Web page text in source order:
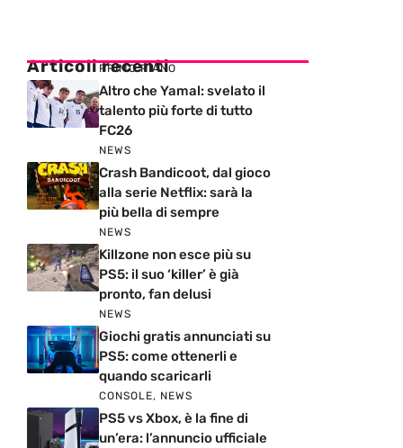
Articoli recenti
PRIMO PIANO
Altro che Yamal: svelato il
talento più forte di tutto
FC26
NEWS
Crash Bandicoot, dal gioco
alla serie Netflix: sarà la
più bella di sempre
NEWS
Killzone non esce più su
PS5: il suo ‘killer’ è già
pronto, fan delusi
NEWS
Giochi gratis annunciati su
PS5: come ottenerli e
quando scaricarli
CONSOLE, NEWS
PS5 vs Xbox, è la fine di
un’era: l’annuncio ufficiale